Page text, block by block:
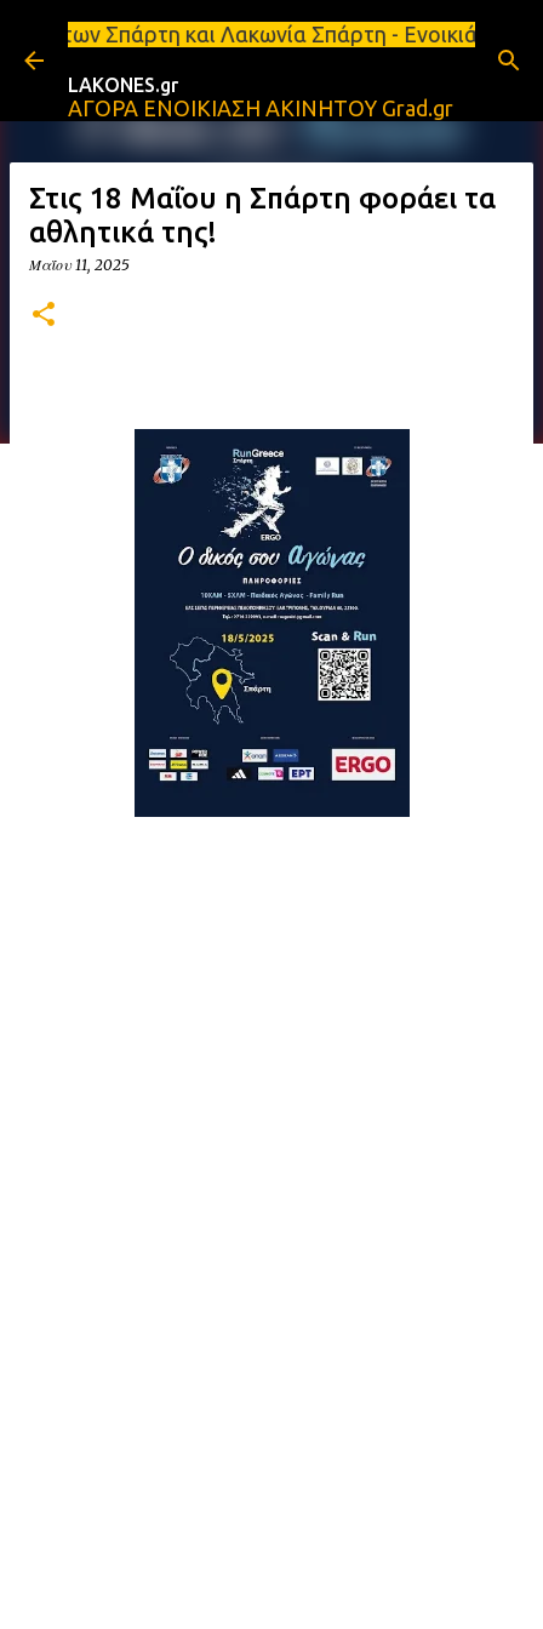
Μετάβαση στο κύριο περιεχόμενο
και Λακωνία Σπάρτη - Ενοικιάζεται
LAKONES.gr
ΑΓΟΡΑ ΕΝΟΙΚΙΑΣΗ ΑΚΙΝΗΤΟΥ Grad.gr
Στις 18 Μαΐου η Σπάρτη φοράει τα
αθλητικά της!
Μαΐου 11, 2025